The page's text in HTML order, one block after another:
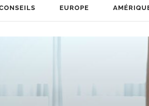
EUROPE